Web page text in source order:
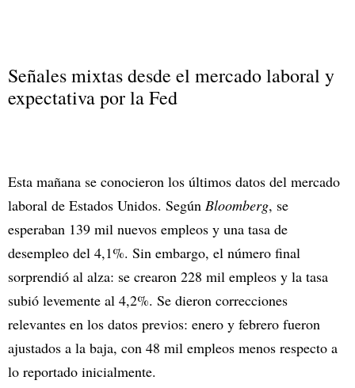
Señales mixtas desde el mercado laboral y
expectativa por la Fed
Esta mañana se conocieron los últimos datos del mercado
laboral de Estados Unidos. Según Bloomberg, se
esperaban 139 mil nuevos empleos y una tasa de
desempleo del 4,1%. Sin embargo, el número final
sorprendió al alza: se crearon 228 mil empleos y la tasa
subió levemente al 4,2%. Se dieron correcciones
relevantes en los datos previos: enero y febrero fueron
ajustados a la baja, con 48 mil empleos menos respecto a
lo reportado inicialmente.